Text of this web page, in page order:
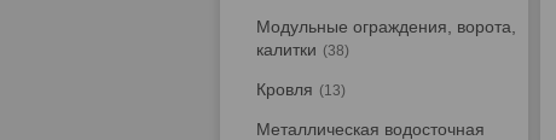
Модульные ограждения, ворота,
калитки
38
Кровля 13
Металлическая водосточная